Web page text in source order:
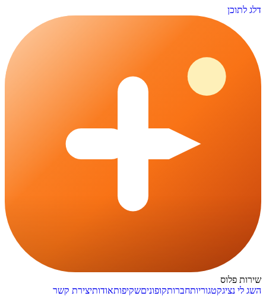
דלג לתוכן
שירות פלוס
השג לי נציגקטגוריותחברותקופוניםשקיפותאודותיצירת קשר